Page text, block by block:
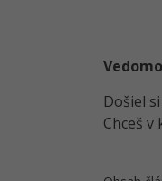
Došiel
Chceš